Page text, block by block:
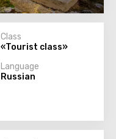
Class
«Tourist class»
Language
Russian